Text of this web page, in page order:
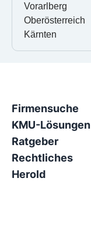
Vorarlberg
Oberösterreich
Kärnten
Firmensuche
KMU-Lösungen
Ratgeber
Rechtliches
Herold